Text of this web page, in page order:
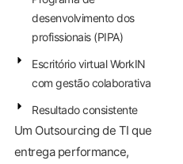
desenvolvimento dos
profissionais (PIPA)
Escritório virtual WorkIN
com gestão colaborativa
Resultado consistente
Um Outsourcing de TI que
entrega performance,